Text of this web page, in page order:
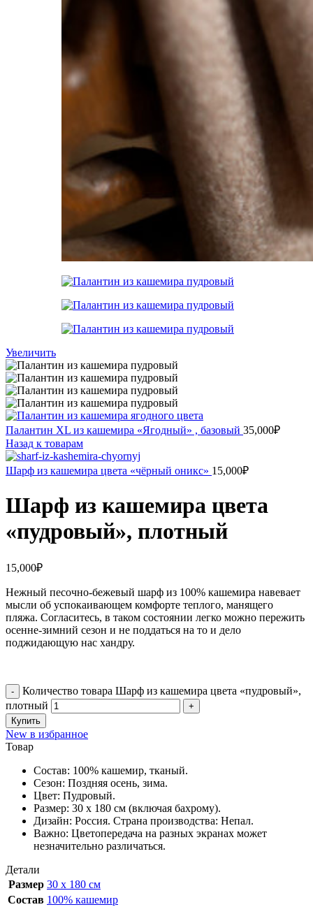
Увеличить
Палантин XL из кашемира «Ягодный» , базовый 35,000₽
Назад к товарам
Шарф из кашемира цвета «чёрный оникс» 15,000₽
Шарф из кашемира цвета
«пудровый», плотный
15,000₽
Нежный песочно-бежевый шарф из 100% кашемира навевает
мысли об успокаивающем комфорте теплого, манящего
пляжа. Согласитесь, в таком состоянии легко можно пережить
осенне-зимний сезон и не поддаться на то и дело
поджидающую нас хандру.
Количество товара Шарф из кашемира цвета «пудровый»,
плотный
Купить
New в избранное
Товар
Состав: 100% кашемир, тканый.
Сезон: Поздняя осень, зима.
Цвет: Пудровый.
Размер: 30 х 180 см (включая бахрому).
Дизайн: Россия. Страна производства: Непал.
Важно: Цветопередача на разных экранах может
незначительно различаться.
Детали
Размер 30 х 180 см
Состав 100% кашемир